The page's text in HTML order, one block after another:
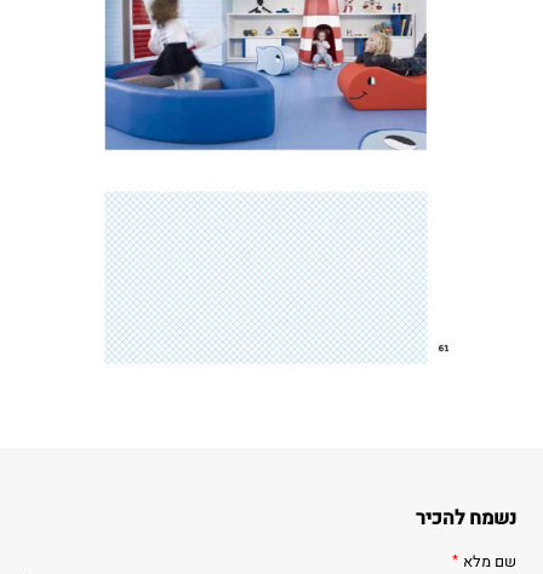
נשמח להכיר
שם מלא *